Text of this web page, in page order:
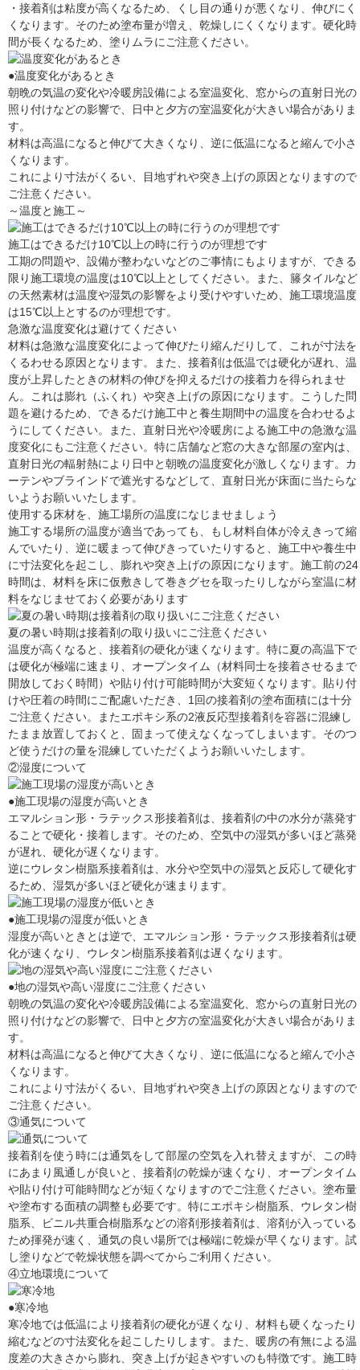
・接着剤は粘度が高くなるため、くし目の通りが悪くなり、伸びにく
くなります。そのため塗布量が増え、乾燥しにくくなります。硬化時
間が長くなるため、塗りムラにご注意ください。
●温度変化があるとき
朝晩の気温の変化や冷暖房設備による室温変化、窓からの直射日光の
照り付けなどの影響で、日中と夕方の室温変化が大きい場合がありま
す。
材料は高温になると伸びて大きくなり、逆に低温になると縮んで小さ
くなります。
これにより寸法がくるい、目地ずれや突き上げの原因となりますので
ご注意ください。
～温度と施工～
施工はできるだけ10℃以上の時に行うのが理想です
工期の問題や、設備が整わないなどのご事情にもよりますが、できる
限り施工環境の温度は10℃以上としてください。また、籐タイルなど
の天然素材は温度や湿気の影響をより受けやすいため、施工環境温度
は15℃以上とするのが理想です。
急激な温度変化は避けてください
材料は急激な温度変化によって伸びたり縮んだりして、これが寸法を
くるわせる原因となります。また、接着剤は低温では硬化が遅れ、温
度が上昇したときの材料の伸びを抑えるだけの接着力を得られませ
ん。これは膨れ（ふくれ）や突き上げの原因になります。こうした問
題を避けるため、できるだけ施工中と養生期間中の温度を合わせるよ
うにしてください。また、直射日光や冷暖房による施工中の急激な温
度変化にもご注意ください。特に店舗など窓の大きな部屋の室内は、
直射日光の輻射熱により日中と朝晩の温度変化が激しくなります。カ
ーテンやブラインドで遮光するなどして、直射日光が床面に当たらな
いようお願いいたします。
使用する床材を、施工場所の温度になじませましょう
施工する場所の温度が適当であっても、もし材料自体が冷えきって縮
んでいたり、逆に暖まって伸びきっていたりすると、施工中や養生中
に寸法変化を起こし、膨れや突き上げの原因になります。施工前の24
時間は、材料を床に仮敷きして巻きグセを取ったりしながら室温に材
料をなじませておく必要があります
夏の暑い時期は接着剤の取り扱いにご注意ください
温度が高くなると、接着剤の硬化が速くなります。特に夏の高温下で
は硬化が極端に速まり、オープンタイム（材料同士を接着させるまで
開放しておく時間）や貼り付け可能時間が大変短くなります。貼り付
けや圧着の時間にご配慮いただき、1回の接着剤の塗布面積には十分
ご注意ください。またエポキシ系の2液反応型接着剤を容器に混練し
たまま放置しておくと、固まって使えなくなってしまいます。そのつ
ど使うだけの量を混練していただくようお願いいたします。
②湿度について
●施工現場の湿度が高いとき
エマルション形・ラテックス形接着剤は、接着剤の中の水分が蒸発す
ることで硬化・接着します。そのため、空気中の湿気が多いほど蒸発
が遅れ、硬化が遅くなります。
逆にウレタン樹脂系接着剤は、水分や空気中の湿気と反応して硬化す
るため、湿気が多いほど硬化が速まります。
●施工現場の湿度が低いとき
湿度が高いときとは逆で、エマルション形・ラテックス形接着剤は硬
化が速くなり、ウレタン樹脂系接着剤は遅くなります。
●地の湿気や高い湿度にご注意ください
朝晩の気温の変化や冷暖房設備による室温変化、窓からの直射日光の
照り付けなどの影響で、日中と夕方の室温変化が大きい場合がありま
す。
材料は高温になると伸びて大きくなり、逆に低温になると縮んで小さ
くなります。
これにより寸法がくるい、目地ずれや突き上げの原因となりますので
ご注意ください。
③通気について
接着剤を使う時には通気をして部屋の空気を入れ替えますが、この時
にあまり風通しが良いと、接着剤の乾燥が速くなり、オープンタイム
や貼り付け可能時間などが短くなりますのでご注意ください。塗布量
や塗布する面積の調整も必要です。特にエポキシ樹脂系、ウレタン樹
脂系、ビニル共重合樹脂系などの溶剤形接着剤は、溶剤が入っている
ため揮発が速く、通気の良い場所では極端に乾燥が早くなります。試
し塗りなどで乾燥状態を調べてからご利用ください。
④立地環境について
●寒冷地
寒冷地では低温により接着剤の硬化が遅くなり、材料も硬くなったり
縮むなどの寸法変化を起こしたりします。また、暖房の有無による温
度差の大きさから膨れ、突き上げが起きやすいのも特徴です。施工時